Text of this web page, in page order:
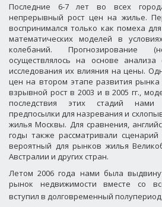
Последние 6-7 лет во всех
непрерывный рост цен на жилье.
воспринимался только как помеха
математических моделей в
колебаний. Прогнозирование
осуществлялось на основе
исследования их влияния на цены.
цен на втором этапе развития рынка
взрывной рост в 2003 и в 2005 гг.,
последствия этих стадий нами
предпосылки для назревания и
жилья Москвы. Для сравнения,
годы также рассматривали
вероятный для рынков жилья
Австралии и других стран.
Летом 2006 года нами была
рынок недвижимости вместе со
вступил в долговременный полупериод